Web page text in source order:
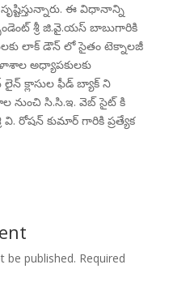
ఈ విధానాన్ని
శ్రీ జి.వై.యస్ బాబుగారికి
లాక్ డౌన్ లో సైతం టెక్నాలజీ
అధ్యాపకులకు
క్లాసుల ఫీడ్ బ్యాక్ ని
నుంచి సి.సి.ఇ. వెబ్ సైట్ కి
వి. రోషన్ కుమార్ గారికి ప్రత్యేక
be published. Required